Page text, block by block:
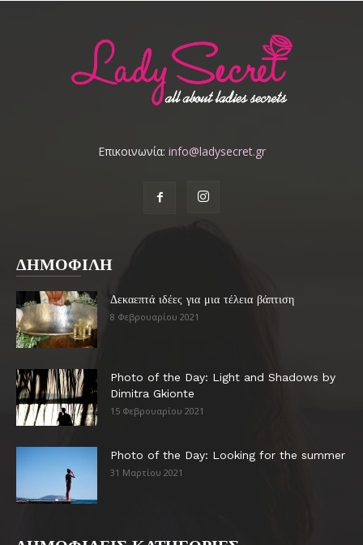
Επικοινωνία: info@ladysecret.gr
ΔΗΜΟΦΙΛΗ
Δεκαεπτά ιδέες για μια τέλεια βάπτιση
8 Φεβρουαρίου 2021
Photo of the Day: Light and Shadows by
Dimitra Gkionte
15 Φεβρουαρίου 2021
Photo of the Day: Looking for the summer
31 Μαρτίου 2021